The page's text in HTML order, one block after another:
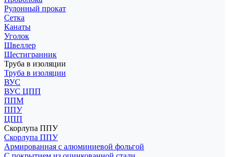
Рулонный прокат
Сетка
Канаты
Уголок
Швеллер
Шестигранник
Труба в изоляции
Труба в изоляции
ВУС
ВУС ЦПП
ППМ
ППУ
ЦПП
Скорлупа ППУ
Скорлупа ППУ
Армированная с алюминиевой фольгой